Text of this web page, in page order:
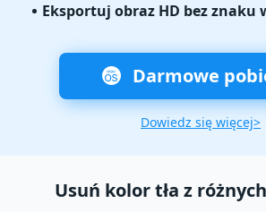
Eksportuj obraz HD bez znaku
Darmowe
Dowiedz się więcej>
Usuń kolor tła z